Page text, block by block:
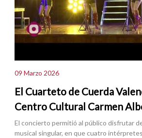
09 Marzo 2026
El Cuarteto de Cuerda
Centro Cultural Carmen
El concierto permitió al público disfrutar
musical singular, en que cuatro